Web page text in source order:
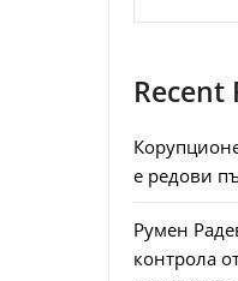
Recent
е редови
Румен
контрола